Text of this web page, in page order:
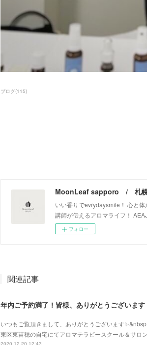
ブログ(115)
いい香りでevrydaysmile！ 心と
講師が伝えるアロマライフ！
フォロー
関連記事
年内ご予約満了！皆様、ありがとうございます
いつもご覧頂きまして、ありがとうございます
東区東苗穂の自宅にてアロマテラピースクール＆サロ
2020.12.20 12:43